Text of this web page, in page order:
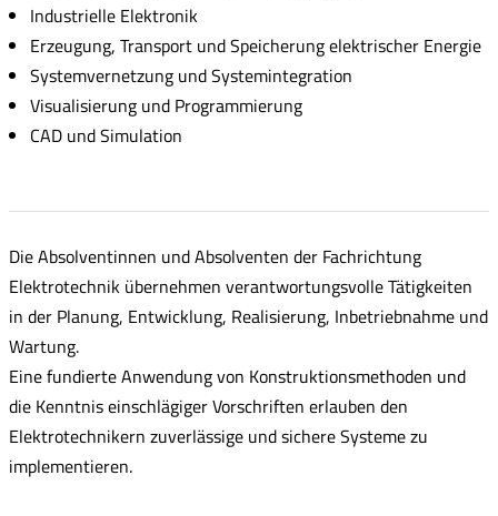
Industrielle Elektronik
Erzeugung, Transport und Speicherung elektrischer Energie
Systemvernetzung und Systemintegration
Visualisierung und Programmierung
CAD und Simulation
Die Absolventinnen und Absolventen der Fachrichtung
Elektrotechnik übernehmen verantwortungsvolle Tätigkeiten
in der Planung, Entwicklung, Realisierung, Inbetriebnahme und
Wartung.
Eine fundierte Anwendung von Konstruktionsmethoden und
die Kenntnis einschlägiger Vorschriften erlauben den
Elektrotechnikern zuverlässige und sichere Systeme zu
implementieren.